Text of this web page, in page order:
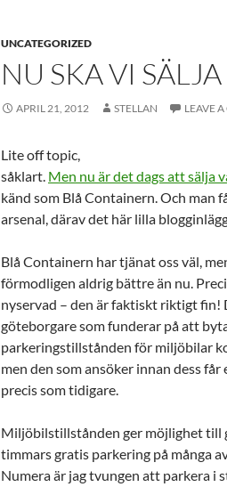
UNCATEGORIZED
NU SKA VI SÄLJA
APRIL 21, 2012 STELLAN LEAVE
Lite off topic,
såklart. Men nu är det dags att sälja
känd som Blå Containern. Och man
arsenal, därav det här lilla
Blå Containern har tjänat oss väl,
förmodligen aldrig bättre än nu.
nyservad – den är faktiskt riktigt fin!
göteborgare som funderar på att
parkeringstillstånden för miljöbilar
men den som ansöker innan dess
precis som tidigare.
Miljöbilstillstånden ger möjlighet till
timmars gratis parkering på många
Numera är jag tvungen att parkera i